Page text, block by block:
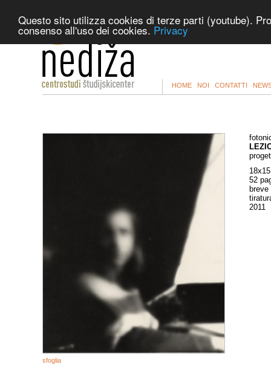
Questo sito utilizza cookies di terze parti (youtube).
consenso all'uso dei cookies. Privacy
sfoglia
52
2011
HOME NOI CONTATTI